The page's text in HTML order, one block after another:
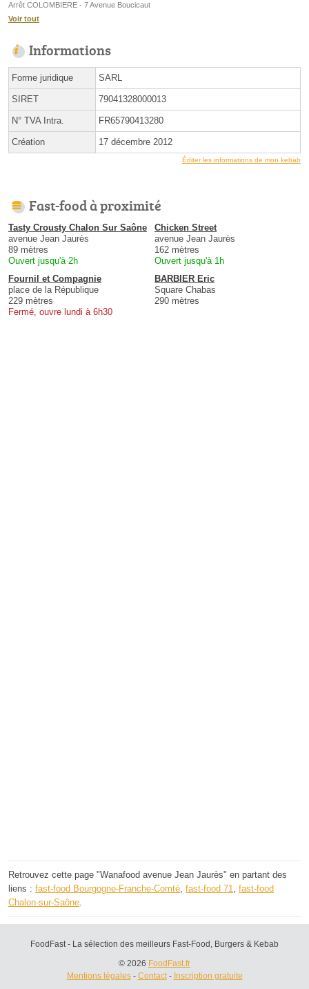
Arrêt COLOMBIERE - 7 Avenue Boucicaut
Voir tout
Informations
Forme juridique SARL
SIRET 79041328000013
N° TVA Intra. FR65790413280
Création 17 décembre 2012
Éditer les informations de mon kebab
Fast-food à proximité
Tasty Crousty Chalon Sur Saône
avenue Jean Jaurès
89 mètres
Ouvert jusqu'à 2h
Chicken Street
avenue Jean Jaurès
162 mètres
Ouvert jusqu'à 1h
Fournil et Compagnie
place de la République
229 mètres
Fermé, ouvre lundi à 6h30
BARBIER Eric
Square Chabas
290 mètres
Retrouvez cette page "Wanafood avenue Jean Jaurès" en partant des
liens : fast-food Bourgogne-Franche-Comté, fast-food 71, fast-food
Chalon-sur-Saône.
FoodFast - La sélection des meilleurs Fast-Food, Burgers & Kebab
© 2026 FoodFast.fr
Mentions légales- Contact- Inscription gratuite